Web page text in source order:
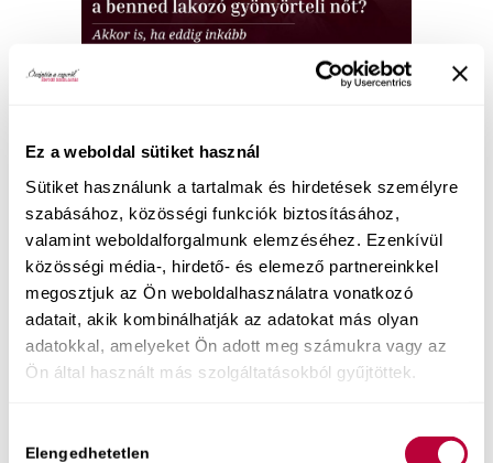
Ez a weboldal sütiket használ
Sütiket használunk a tartalmak és hirdetések személyre
szabásához, közösségi funkciók biztosításához,
valamint weboldalforgalmunk elemzéséhez. Ezenkívül
közösségi média-, hirdető- és elemező partnereinkkel
megosztjuk az Ön weboldalhasználatra vonatkozó
adatait, akik kombinálhatják az adatokat más olyan
adatokkal, amelyeket Ön adott meg számukra vagy az
Ön által használt más szolgáltatásokból gyűjtöttek.
kiválasztása
Elengedhetetlen
élményt,úgy hogy közben te is minden pillanatát
élvezed? Ha kíváncsi vagy hogyan engedd el a
láthatatlan elvárásokat, vegyél részt ebben az
ingyenes, 7 napos e-mail minikurzusban!